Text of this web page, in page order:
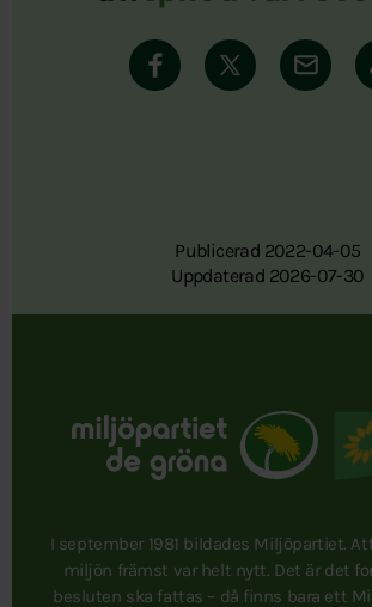
Publicerad 2022-04-05
Uppdaterad 2026-07-30
I september 1981 bildades Miljöpartiet.
miljön främst var helt nytt. Det är det
besluten ska fattas – då finns bara ett